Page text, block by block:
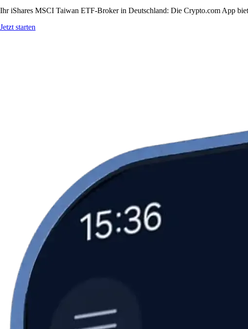
Ihr iShares MSCI Taiwan ETF-Broker in Deutschland: Die Crypto.com App
Jetzt starten